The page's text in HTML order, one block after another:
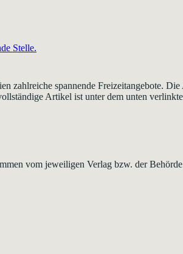
Stelle.
zahlreiche spannende Freizeitangebote.
Artikel ist unter dem unten
vom jeweiligen Verlag bzw. der